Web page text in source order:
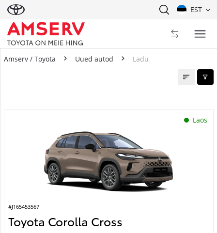
EST
Amserv / Toyota Uued autod Ladu
Laos
#J165453567
Toyota Corolla Cross